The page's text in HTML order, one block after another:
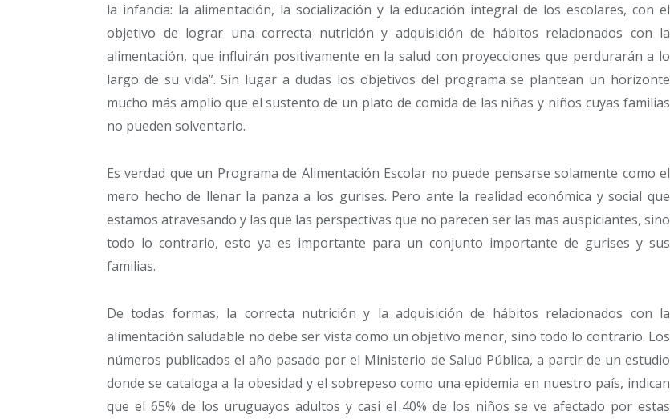
la infancia: la alimentación, la socialización y la educación integral de los escolares, con el
objetivo de lograr una correcta nutrición y adquisición de hábitos relacionados con la
alimentación, que influirán positivamente en la salud con proyecciones que perdurarán a lo
largo de su vida”. Sin lugar a dudas los objetivos del programa se plantean un horizonte
mucho más amplio que el sustento de un plato de comida de las niñas y niños cuyas familias
no pueden solventarlo.
Es verdad que un Programa de Alimentación Escolar no puede pensarse solamente como el
mero hecho de llenar la panza a los gurises. Pero ante la realidad económica y social que
estamos atravesando y las que las perspectivas que no parecen ser las mas auspiciantes, sino
todo lo contrario, esto ya es importante para un conjunto importante de gurises y sus
familias.
De todas formas, la correcta nutrición y la adquisición de hábitos relacionados con la
alimentación saludable no debe ser vista como un objetivo menor, sino todo lo contrario. Los
números publicados el año pasado por el Ministerio de Salud Pública, a partir de un estudio
donde se cataloga a la obesidad y el sobrepeso como una epidemia en nuestro país, indican
que el 65% de los uruguayos adultos y casi el 40% de los niños se ve afectado por estas